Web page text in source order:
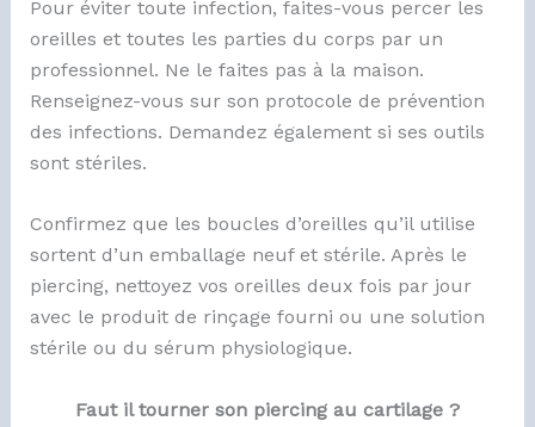
Pour éviter toute infection, faites-vous percer les
oreilles et toutes les parties du corps par un
professionnel. Ne le faites pas à la maison.
Renseignez-vous sur son protocole de prévention
des infections. Demandez également si ses outils
sont stériles.
Confirmez que les boucles d’oreilles qu’il utilise
sortent d’un emballage neuf et stérile. Après le
piercing, nettoyez vos oreilles deux fois par jour
avec le produit de rinçage fourni ou une solution
stérile ou du sérum physiologique.
Faut il tourner son piercing au cartilage ?